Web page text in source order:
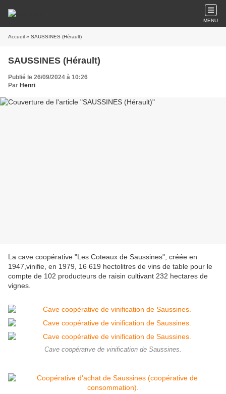
MENU
Accueil » SAUSSINES (Hérault)
SAUSSINES (Hérault)
Publié le 26/09/2024 à 10:26
Par Henri
La cave coopérative "Les Coteaux de Saussines", créée en
1947,vinifie, en 1979, 16 619 hectolitres de vins de table pour le
compte de 102 producteurs de raisin cultivant 232 hectares de
vignes.
Cave coopérative de vinification de Saussines.